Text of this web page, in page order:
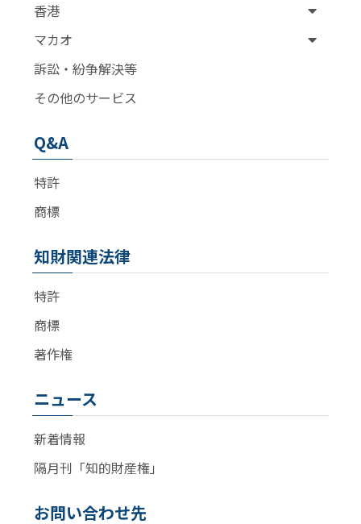
香港
マカオ
訴訟・紛争解決等
その他のサービス
Q&A
特許
商標
知財関連法律
特許
商標
著作権
ニュース
新着情報
隔月刊「知的財産権」
お問い合わせ先